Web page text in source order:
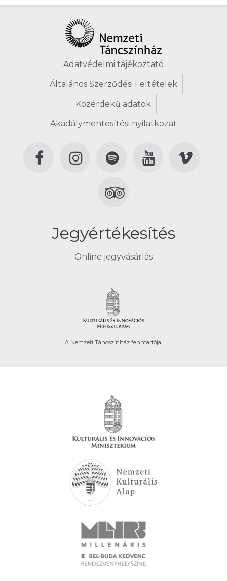
Adatvédelmi tájékoztató
Általános Szerződési Feltételek
Közérdekű adatok
Akadálymentesítési nyilatkozat
Jegyértékesítés
Online jegyvásárlás
A Nemzeti Táncszínház fenntartója.